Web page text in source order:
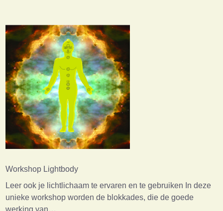
Workshop Lightbody
Leer ook je lichtlichaam te ervaren en te gebruiken In deze
unieke workshop worden de blokkades, die de goede